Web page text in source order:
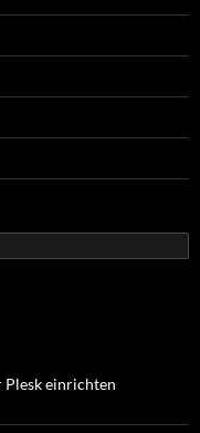
Plesk einrichten